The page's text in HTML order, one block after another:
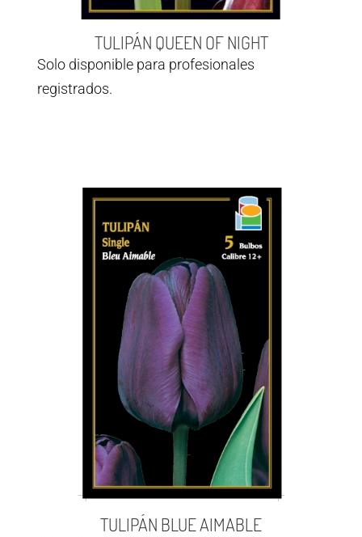
TULIPÁN QUEEN OF NIGHT
Solo disponible para profesionales
registrados.
TULIPÁN BLUE AIMABLE